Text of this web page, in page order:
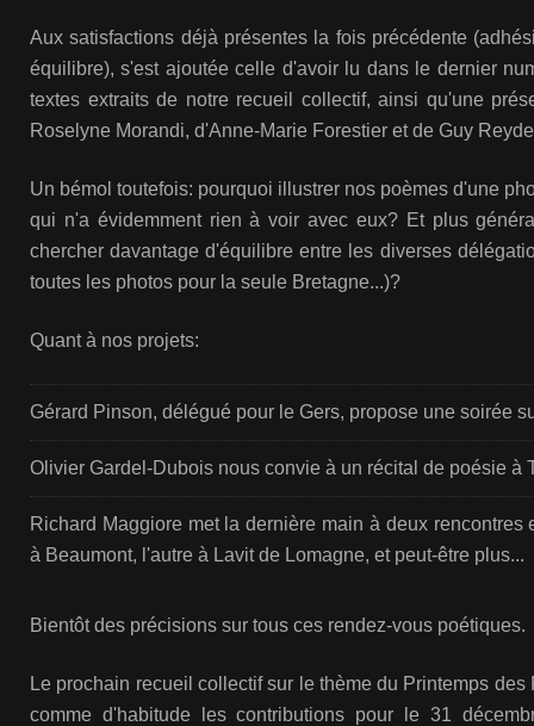
Aux satisfactions déjà présentes la fois précédente
équilibre), s'est ajoutée celle d'avoir lu dans le dernier
textes extraits de notre recueil collectif, ainsi qu'une
Roselyne Morandi, d'Anne-Marie Forestier et de Guy
Un bémol toutefois: pourquoi illustrer nos poèmes d'une
qui n'a évidemment rien à voir avec eux? Et plus
chercher davantage d'équilibre entre les diverses
toutes les photos pour la seule Bretagne...)?
Quant à nos projets:
Gérard Pinson, délégué pour le Gers, propose une soirée
Olivier Gardel-Dubois nous convie à un récital de poésie à
Richard Maggiore met la dernière main à deux rencontres
à Beaumont, l'autre à Lavit de Lomagne, et peut-être plus...
Bientôt des précisions sur tous ces rendez-vous poétiques.
Le prochain recueil collectif sur le thème du Printemps
comme d'habitude les contributions pour le 31